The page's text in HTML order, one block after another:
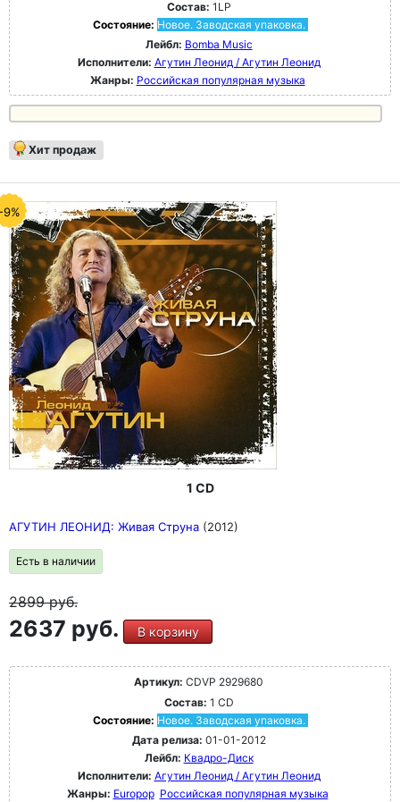
Состав: 1LP
Состояние: Новое. Заводская упаковка.
Лейбл: Bomba Music
Исполнители: Агутин Леонид / Агутин Леонид
Жанры: Российская популярная музыка
Хит продаж
9%
1 CD
АГУТИН ЛЕОНИД: Живая Струна (2012)
Есть в наличии
2899руб.
2637 руб. В корзину
Артикул: CDVP 2929680
Состав: 1 CD
Состояние: Новое. Заводская упаковка.
Дата релиза: 01-01-2012
Лейбл: Квадро-Диск
Исполнители: Агутин Леонид / Агутин Леонид
Жанры: Europop Российская популярная музыка